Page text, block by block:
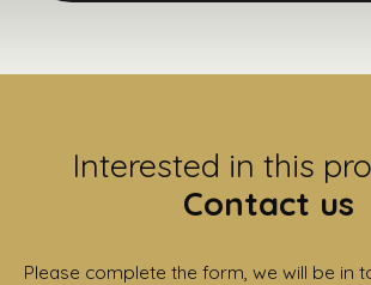
Interested in this
Contact us
Please complete the form, we will be in